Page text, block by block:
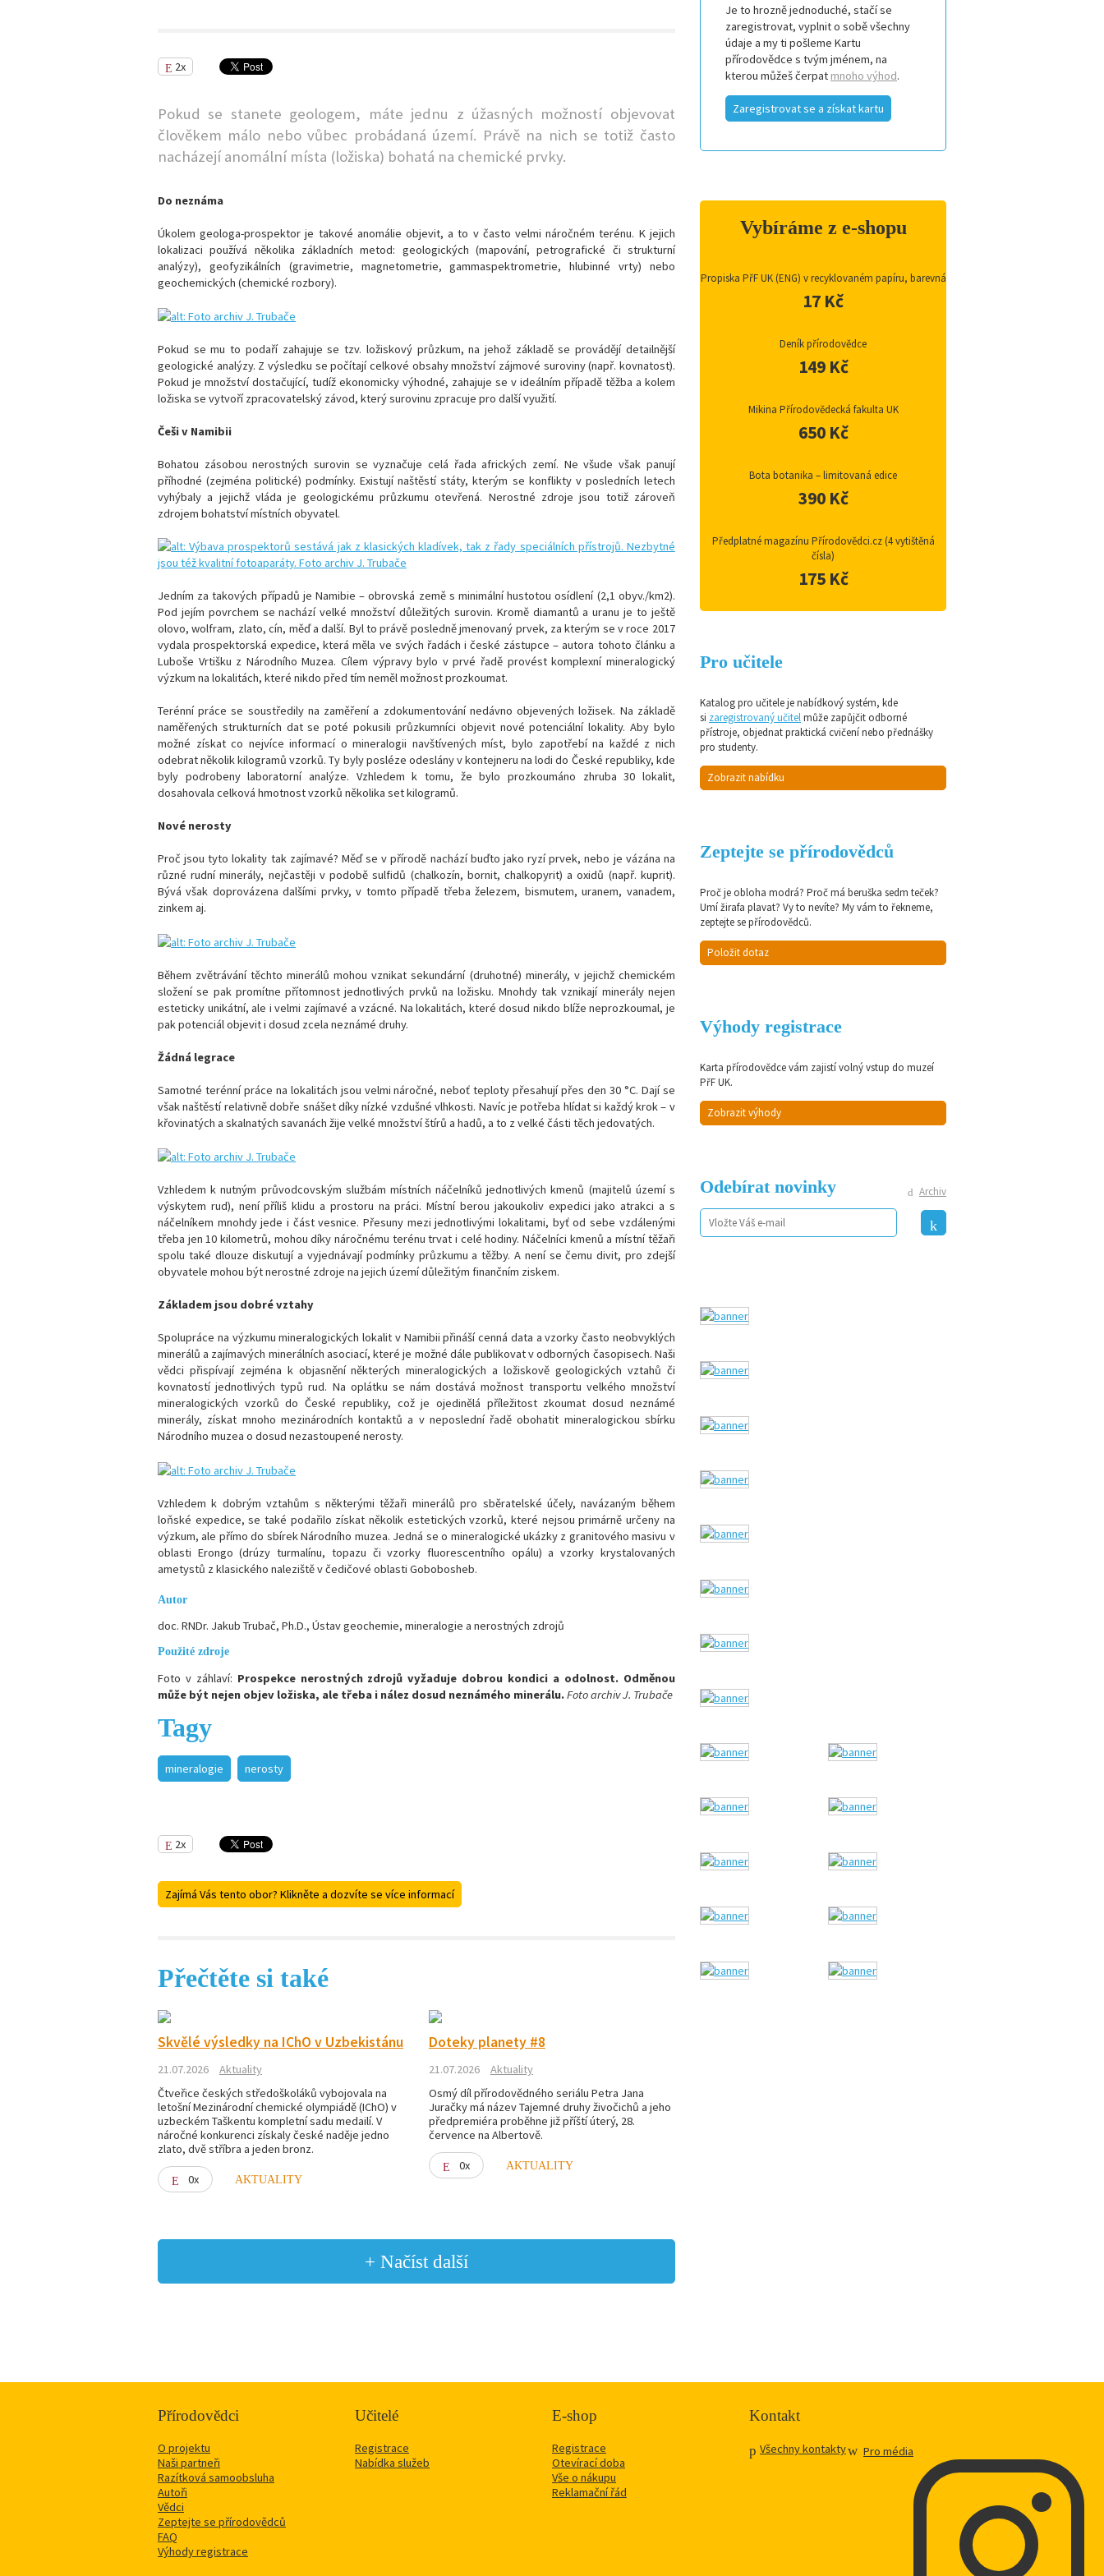
2x
Pokud se stanete geologem, máte jednu z úžasných možností objevovat
člověkem málo nebo vůbec probádaná území. Právě na nich se totiž často
nacházejí anomální místa (ložiska) bohatá na chemické prvky.
Do neznáma
Úkolem geologa-prospektor je takové anomálie objevit, a to v často velmi náročném terénu. K jejich
lokalizaci používá několika základních metod: geologických (mapování, petrografické či strukturní
analýzy), geofyzikálních (gravimetrie, magnetometrie, gammaspektrometrie, hlubinné vrty) nebo
geochemických (chemické rozbory).
Pokud se mu to podaří zahajuje se tzv. ložiskový průzkum, na jehož základě se provádějí detailnější
geologické analýzy. Z výsledku se počítají celkové obsahy množství zájmové suroviny (např. kovnatost).
Pokud je množství dostačující, tudíž ekonomicky výhodné, zahajuje se v ideálním případě těžba a kolem
ložiska se vytvoří zpracovatelský závod, který surovinu zpracuje pro další využití.
Češi v Namibii
Bohatou zásobou nerostných surovin se vyznačuje celá řada afrických zemí. Ne všude však panují
příhodné (zejména politické) podmínky. Existují naštěstí státy, kterým se konflikty v posledních letech
vyhýbaly a jejichž vláda je geologickému průzkumu otevřená. Nerostné zdroje jsou totiž zároveň
zdrojem bohatství místních obyvatel.
Jedním za takových případů je Namibie – obrovská země s minimální hustotou osídlení (2,1 obyv./km2).
Pod jejím povrchem se nachází velké množství důležitých surovin. Kromě diamantů a uranu je to ještě
olovo, wolfram, zlato, cín, měď a další. Byl to právě posledně jmenovaný prvek, za kterým se v roce 2017
vydala prospektorská expedice, která měla ve svých řadách i české zástupce – autora tohoto článku a
Luboše Vrtišku z Národního Muzea. Cílem výpravy bylo v prvé řadě provést komplexní mineralogický
výzkum na lokalitách, které nikdo před tím neměl možnost prozkoumat.
Terénní práce se soustředily na zaměření a zdokumentování nedávno objevených ložisek. Na základě
naměřených strukturních dat se poté pokusili průzkumníci objevit nové potenciální lokality. Aby bylo
možné získat co nejvíce informací o mineralogii navštívených míst, bylo zapotřebí na každé z nich
odebrat několik kilogramů vzorků. Ty byly posléze odeslány v kontejneru na lodi do České republiky, kde
byly podrobeny laboratorní analýze. Vzhledem k tomu, že bylo prozkoumáno zhruba 30 lokalit,
dosahovala celková hmotnost vzorků několika set kilogramů.
Nové nerosty
Proč jsou tyto lokality tak zajímavé? Měď se v přírodě nachází buďto jako ryzí prvek, nebo je vázána na
různé rudní minerály, nejčastěji v podobě sulfidů (chalkozín, bornit, chalkopyrit) a oxidů (např. kuprit).
Bývá však doprovázena dalšími prvky, v tomto případě třeba železem, bismutem, uranem, vanadem,
zinkem aj.
Během zvětrávání těchto minerálů mohou vznikat sekundární (druhotné) minerály, v jejichž chemickém
složení se pak promítne přítomnost jednotlivých prvků na ložisku. Mnohdy tak vznikají minerály nejen
esteticky unikátní, ale i velmi zajímavé a vzácné. Na lokalitách, které dosud nikdo blíže neprozkoumal, je
pak potenciál objevit i dosud zcela neznámé druhy.
Žádná legrace
Samotné terénní práce na lokalitách jsou velmi náročné, neboť teploty přesahují přes den 30 °C. Dají se
však naštěstí relativně dobře snášet díky nízké vzdušné vlhkosti. Navíc je potřeba hlídat si každý krok – v
křovinatých a skalnatých savanách žije velké množství štírů a hadů, a to z velké části těch jedovatých.
Vzhledem k nutným průvodcovským službám místních náčelníků jednotlivých kmenů (majitelů území s
výskytem rud), není příliš klidu a prostoru na práci. Místní berou jakoukoliv expedici jako atrakci a s
náčelníkem mnohdy jede i část vesnice. Přesuny mezi jednotlivými lokalitami, byť od sebe vzdálenými
třeba jen 10 kilometrů, mohou díky náročnému terénu trvat i celé hodiny. Náčelníci kmenů a místní těžaři
spolu také dlouze diskutují a vyjednávají podmínky průzkumu a těžby. A není se čemu divit, pro zdejší
obyvatele mohou být nerostné zdroje na jejich území důležitým finančním ziskem.
Základem jsou dobré vztahy
Spolupráce na výzkumu mineralogických lokalit v Namibii přináší cenná data a vzorky často neobvyklých
minerálů a zajímavých minerálních asociací, které je možné dále publikovat v odborných časopisech. Naši
vědci přispívají zejména k objasnění některých mineralogických a ložiskově geologických vztahů či
kovnatostí jednotlivých typů rud. Na oplátku se nám dostává možnost transportu velkého množství
mineralogických vzorků do České republiky, což je ojedinělá příležitost zkoumat dosud neznámé
minerály, získat mnoho mezinárodních kontaktů a v neposlední řadě obohatit mineralogickou sbírku
Národního muzea o dosud nezastoupené nerosty.
Vzhledem k dobrým vztahům s některými těžaři minerálů pro sběratelské účely, navázaným během
loňské expedice, se také podařilo získat několik estetických vzorků, které nejsou primárně určeny na
výzkum, ale přímo do sbírek Národního muzea. Jedná se o mineralogické ukázky z granitového masivu v
oblasti Erongo (drúzy turmalínu, topazu či vzorky fluorescentního opálu) a vzorky krystalovaných
ametystů z klasického naleziště v čedičové oblasti Gobobosheb.
Autor
doc. RNDr. Jakub Trubač, Ph.D., Ústav geochemie, mineralogie a nerostných zdrojů
Použité zdroje
Foto v záhlaví: Prospekce nerostných zdrojů vyžaduje dobrou kondici a odolnost. Odměnou
může být nejen objev ložiska, ale třeba i nález dosud neznámého minerálu.Foto archiv J. Trubače
Tagy
mineralogie nerosty
2x
Zajímá Vás tento obor? Klikněte a dozvíte se více informací
Přečtěte si také
Skvělé výsledky na IChO v Uzbekistánu
21.07.2026
Aktuality
Čtveřice českých středoškoláků vybojovala na
letošní Mezinárodní chemické olympiádě (IChO) v
uzbeckém Taškentu kompletní sadu medailí. V
náročné konkurenci získaly české naděje jedno
zlato, dvě stříbra a jeden bronz.
0x AKTUALITY
Doteky planety #8
21.07.2026
Aktuality
Osmý díl přírodovědného seriálu Petra Jana
Juračky má název Tajemné druhy živočichů a jeho
předpremiéra proběhne již příští úterý, 28.
července na Albertově.
0x AKTUALITY
+ Načíst další
Je to hrozně jednoduché, stačí se
zaregistrovat, vyplnit o sobě všechny
údaje a my ti pošleme Kartu
přírodovědce s tvým jménem, na
kterou můžeš čerpat mnoho výhod.
Zaregistrovat se a získat kartu
Vybíráme z e-shopu
Propiska PřF UK (ENG) v recyklovaném papíru, barevná
17 Kč
Deník přírodovědce
149 Kč
Mikina Přírodovědecká fakulta UK
650 Kč
Bota botanika – limitovaná edice
390 Kč
Předplatné magazínu Přírodovědci.cz (4 vytištěná
čísla)
175 Kč
Pro učitele
Katalog pro učitele je nabídkový systém, kde
si zaregistrovaný učitelmůže zapůjčit odborné
přístroje, objednat praktická cvičení nebo přednášky
pro studenty.
Zobrazit nabídku
Zeptejte se přírodovědců
Proč je obloha modrá? Proč má beruška sedm teček?
Umí žirafa plavat? Vy to nevíte? My vám to řekneme,
zeptejte se přírodovědců.
Položit dotaz
Výhody registrace
Karta přírodovědce vám zajistí volný vstup do muzeí
PřF UK.
Zobrazit výhody
Archiv
Odebírat novinky
Přírodovědci
O projektu
Naši partneři
Razítková samoobsluha
Autoři
Vědci
Zeptejte se přírodovědců
FAQ
Výhody registrace
Učitelé
Registrace
Nabídka služeb
E-shop
Registrace
Otevírací doba
Vše o nákupu
Reklamační řád
Kontakt
Všechny kontakty Pro média